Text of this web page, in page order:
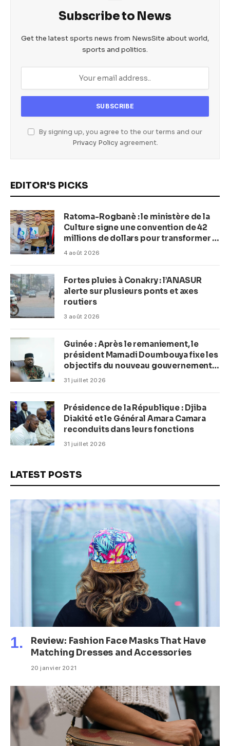
Subscribe to News
Get the latest sports news from NewsSite about world,
sports and politics.
By signing up, you agree to the our terms and our
Privacy Policyagreement.
EDITOR'S PICKS
Ratoma-Rogbanè : le ministère de la
Culture signe une convention de 42
millions de dollars pour transformer la
plage en complexe balnéaire
4 août 2026
Fortes pluies à Conakry : l’ANASUR
alerte sur plusieurs ponts et axes
routiers
3 août 2026
Guinée : Après le remaniement, le
président Mamadi Doumbouya fixe les
objectifs du nouveau gouvernement
(CM)
31 juillet 2026
Présidence de la République : Djiba
Diakité et le Général Amara Camara
reconduits dans leurs fonctions
31 juillet 2026
LATEST POSTS
Review: Fashion Face Masks That Have
Matching Dresses and Accessories
20 janvier 2021